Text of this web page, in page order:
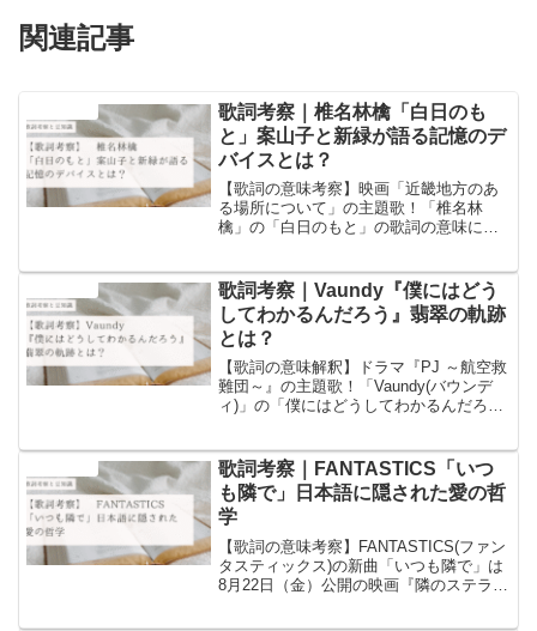
関連記事
歌詞考察｜椎名林檎「白日のも
と」案山子と新緑が語る記憶のデ
バイスとは？
【歌詞の意味考察】映画「近畿地方のあ
る場所について」の主題歌！「椎名林
檎」の「白日のもと」の歌詞の意味につ
歌詞考察｜Vaundy『僕にはどう
してわかるんだろう』翡翠の軌跡
とは？
【歌詞の意味解釈】ドラマ『PJ ～航空救
難団～』の主題歌！「Vaundy(バウンデ
ィ)」の「僕にはどうしてわかるんだろ
いています！
歌詞考察｜FANTASTICS「いつ
も隣で」日本語に隠された愛の哲
学
【歌詞の意味考察】FANTASTICS(ファン
タスティックス)の新曲「いつも隣で」は
8月22日（金）公開の映画『隣のステラ』